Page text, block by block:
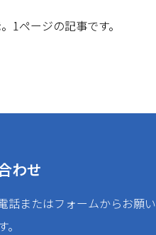
1ページの記事です。
わせ
話またはフォームからお願い
。